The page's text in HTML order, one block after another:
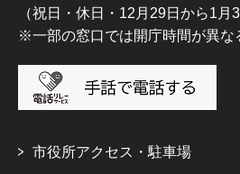
（祝日・休日・12月29日から1月3
※一部の窓口では開庁時間が異な
市役所アクセス・駐車場